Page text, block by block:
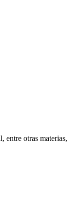
entre otras materias,